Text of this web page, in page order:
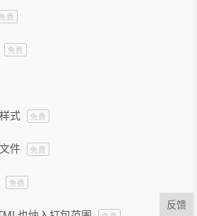
免费
免费
式 免费
件 免费
免费
反馈